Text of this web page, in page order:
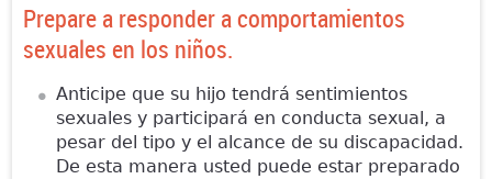
Prepare a responder a comportamientos
sexuales en los niños.
Anticipe que su hijo tendrá sentimientos
sexuales y participará en conducta sexual, a
pesar del tipo y el alcance de su discapacidad.
De esta manera usted puede estar preparado